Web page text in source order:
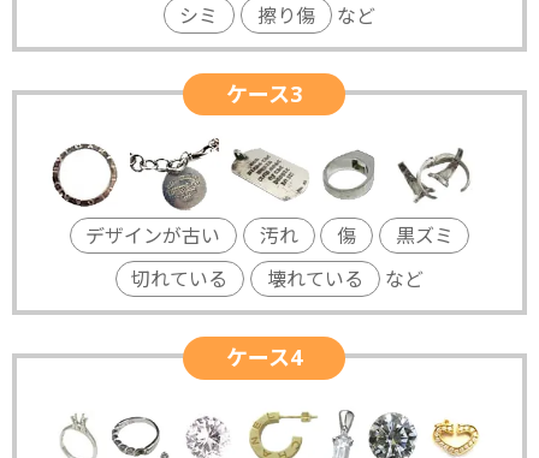
シミ
擦り傷 など
ケース3
デザインが古い 汚れ 傷
黒ズミ
切れている
壊れている など
ケース4